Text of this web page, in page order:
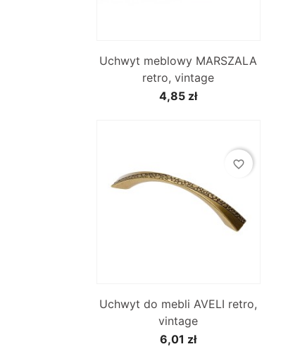
+2
Uchwyt meblowy MARSZALA
retro, vintage
4,85 zł
Uchwyt do mebli AVELI retro,
vintage
6,01 zł
favorite_border